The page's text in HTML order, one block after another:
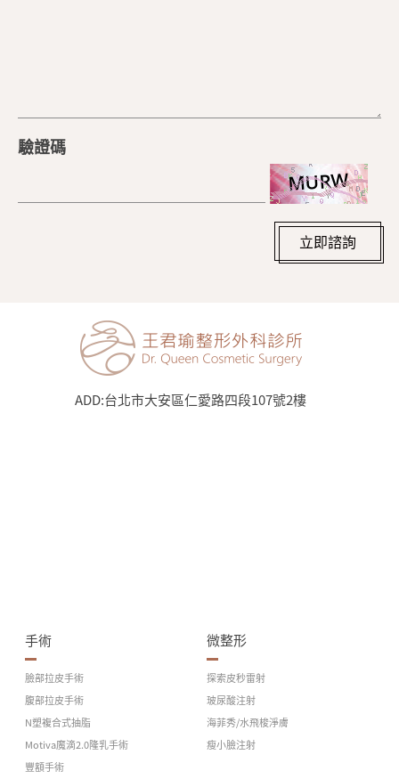
驗證碼
立即諮詢
ADD:台北市大安區仁愛路四段107號2樓
手術
臉部拉皮手術
腹部拉皮手術
N塑複合式抽脂
Motiva魔滴2.0隆乳手術
豐額手術
微整形
探索皮秒雷射
玻尿酸注射
海菲秀/水飛梭淨膚
瘦小臉注射